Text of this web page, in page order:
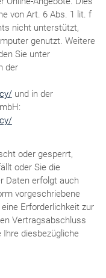
von Art. 6 Abs. 1 lit. f
nicht unterstützt,
genutzt. Weitere
Sie unter
der
und in der
oder gesperrt,
oder Sie die
Daten erfolgt auch
vorgeschriebene
Erforderlichkeit zur
Vertragsabschluss
diesbezügliche